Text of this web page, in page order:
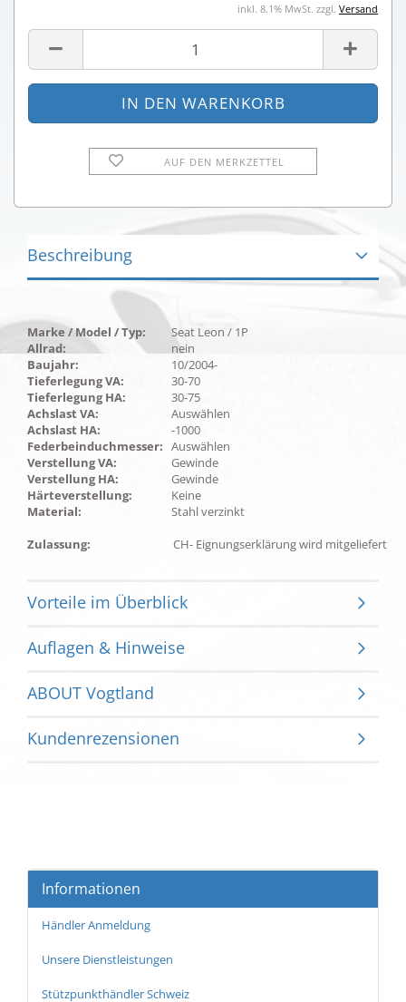
inkl. 8.1% MwSt. zzgl. Versand
AUF DEN MERKZETTEL
Beschreibung
Marke / Model / Typ:
Seat Leon / 1P
Allrad:
nein
Baujahr:
10/2004-
Tieferlegung VA:
30-70
Tieferlegung HA:
30-75
Achslast VA:
Auswählen
Achslast HA:
-1000
Federbeinduchmesser: Auswählen
Verstellung VA:
Gewinde
Verstellung HA:
Gewinde
Härteverstellung:
Keine
Material:
Stahl verzinkt
Zulassung:
CH- Eignungserklärung wird mitgeliefert
Vorteile im Überblick
Auflagen & Hinweise
ABOUT Vogtland
Kundenrezensionen
Informationen
Händler Anmeldung
Unsere Dienstleistungen
Stützpunkthändler Schweiz